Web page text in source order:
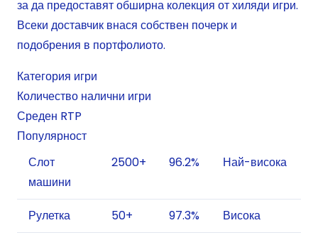
за да предоставят обширна колекция от хиляди игри.
Всеки доставчик внася собствен почерк и
подобрения в портфолиото.
Категория игри
Количество налични игри
Среден RTP
Популярност
Слот
машини
2500+ 96.2% Най-висока
Рулетка 50+ 97.3% Висока